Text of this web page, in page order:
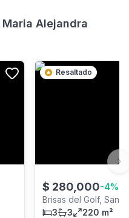
Maria Alejandra
Resaltado
$ 280,000-4%
Brisas del Golf, San
3
3 220 m²